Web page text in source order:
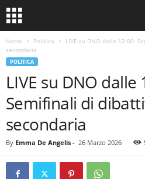
Home Politica
LIVE su DNO dalle 12:00:
secondaria
POLITICA
LIVE su DNO dalle
Semifinali di
secondaria
By Emma De Angelis - 26 Marzo 2026